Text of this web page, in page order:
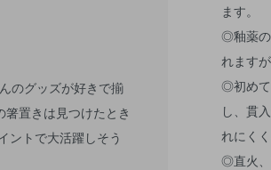
ます。
◎釉薬の
れます
◎初めて
し、貫
れにく
◎直火、
のグッズが好きで揃
置きは見つけたとき
ントで大活躍しそう